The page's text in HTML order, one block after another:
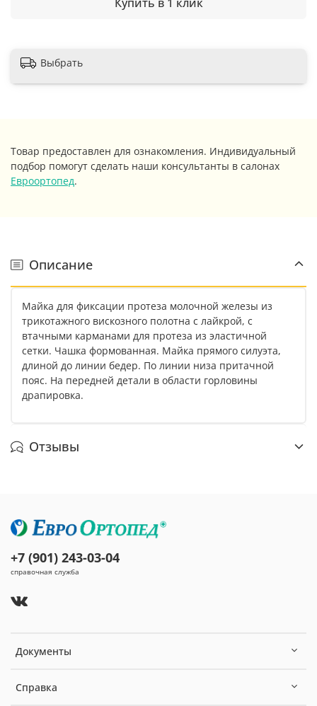
Выбрать
Товар предоставлен для ознакомления. Индивидуальный
подбор помогут сделать наши консультанты в салонах
Евроортопед.
Описание
Майка для фиксации протеза молочной железы из
трикотажного вискозного полотна с лайкрой, с
втачными карманами для протеза из эластичной
сетки. Чашка формованная. Майка прямого силуэта,
длиной до линии бедер. По линии низа притачной
пояс. На передней детали в области горловины
драпировка.
Отзывы
Документы
Справка
+7 (901) 243-03-04
справочная служба